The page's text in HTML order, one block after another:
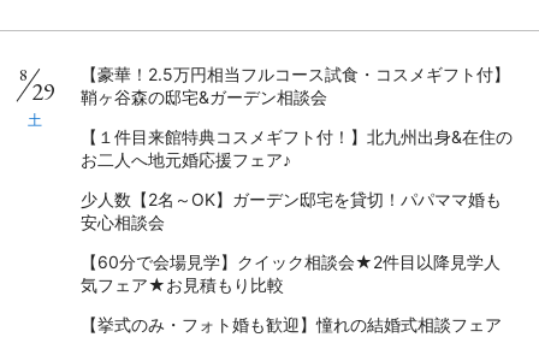
8
29
土
【豪華！2.5万円相当フルコース試食・コスメギフト付】
鞘ヶ谷森の邸宅&ガーデン相談会
【１件目来館特典コスメギフト付！】北九州出身&在住の
お二人へ地元婚応援フェア♪
少人数【2名～OK】ガーデン邸宅を貸切！パパママ婚も
安心相談会
【60分で会場見学】クイック相談会★2件目以降見学人
気フェア★お見積もり比較
【挙式のみ・フォト婚も歓迎】憧れの結婚式相談フェア